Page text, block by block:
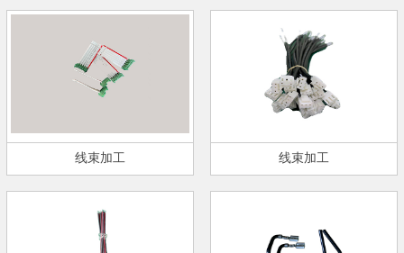
线束加工 线束加工